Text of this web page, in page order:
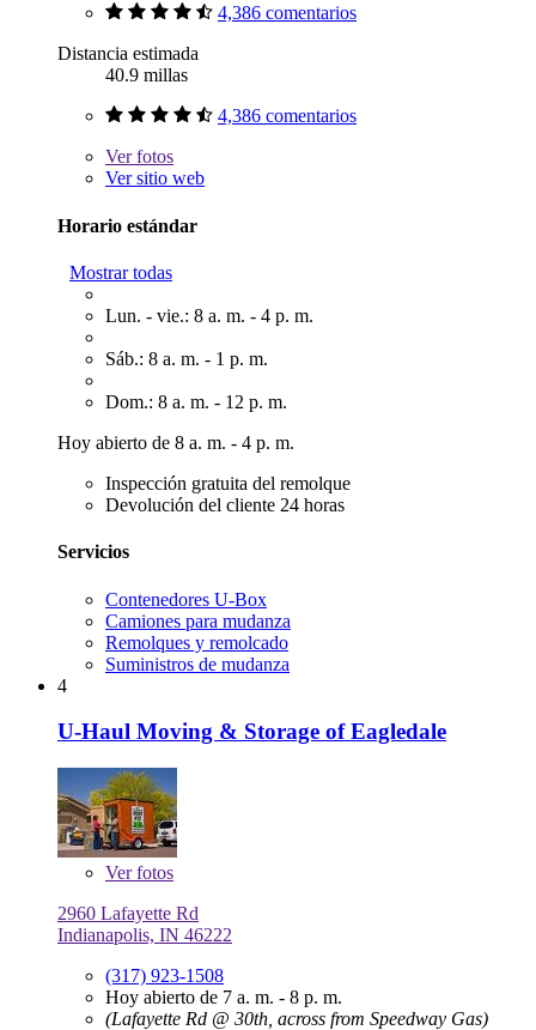
4,386 comentarios
Distancia estimada
40.9 millas
4,386 comentarios
Verfotos
Ver sitio web
Horario estándar
Mostrar todas
Lun. - vie.: 8 a. m. - 4 p. m.
Sáb.: 8 a. m. - 1 p. m.
Dom.: 8 a. m. - 12 p. m.
Hoy abierto de 8 a. m. - 4 p. m.
Inspección gratuita del remolque
Devolución del cliente 24 horas
Servicios
Contenedores U-Box
Camiones para mudanza
Remolques y remolcado
Suministros de mudanza
4
U-Haul Moving & Storage of Eagledale
Verfotos
2960 Lafayette Rd
Indianapolis, IN 46222
(317) 923-1508
Hoy abierto de 7 a. m. - 8 p. m.
(Lafayette Rd @ 30th, across from Speedway Gas)